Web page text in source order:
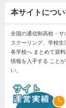
本サイトについ
全国の通信制高校・サ
スクーリング、学校
各学校へ まとめて資
情報を入手する こと
い。